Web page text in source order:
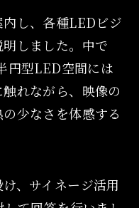
し、各種LEDビジ
しました。中で
円型LED空間には
れながら、映像の
少なさを体感する
、サイネージ活用